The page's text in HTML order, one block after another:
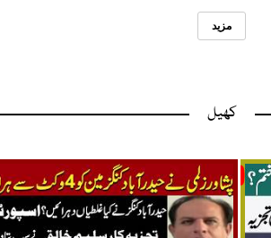
مزید
کھیل